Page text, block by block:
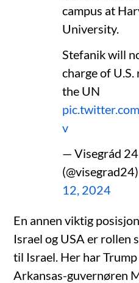
campus at
University.
Stefanik will
charge of
the UN
v
— Visegrád 24
(@visegrad24)
12, 2024
En annen viktig
Israel og USA er rollen
til Israel. Her har
Arkansas-guvernøren